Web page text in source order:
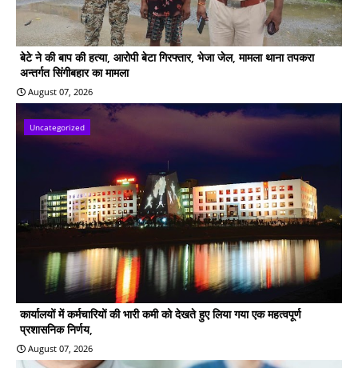
बेटे ने की बाप की हत्या, आरोपी बेटा गिरफ्तार, भेजा जेल, मामला थाना तपकरा
अन्तर्गत सिंगीबहार का मामला
August 07, 2026
Uncategorized
कार्यालयों में कर्मचारियों की भारी कमी को देखते हुए लिया गया एक महत्वपूर्ण
प्रशासनिक निर्णय,
August 07, 2026